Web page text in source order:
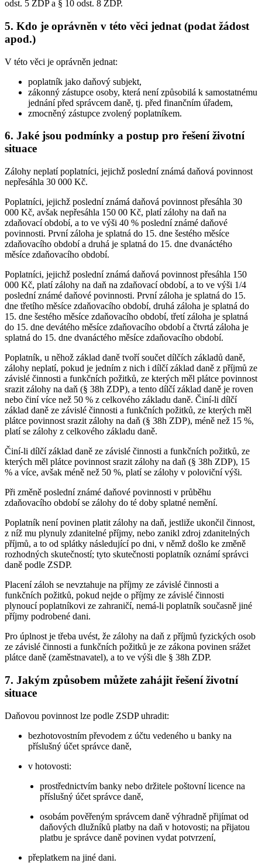
odst. 5 ZDP a § 10 odst. 8 ZDP.
5. Kdo je oprávněn v této věci jednat (podat žádost
apod.)
V této věci je oprávněn jednat:
poplatník jako daňový subjekt,
zákonný zástupce osoby, která není způsobilá k samostatnému
jednání před správcem daně, tj. před finančním úřadem,
zmocněný zástupce zvolený poplatníkem.
6. Jaké jsou podmínky a postup pro řešení životní
situace
Zálohy neplatí poplatníci, jejichž poslední známá daňová povinnost
nepřesáhla 30 000 Kč.
Poplatníci, jejichž poslední známá daňová povinnost přesáhla 30
000 Kč, avšak nepřesáhla 150 00 Kč, platí zálohy na daň na
zdaňovací období, a to ve výši 40 % poslední známé daňové
povinnosti. První záloha je splatná do 15. dne šestého měsíce
zdaňovacího období a druhá je splatná do 15. dne dvanáctého
měsíce zdaňovacího období.
Poplatníci, jejichž poslední známá daňová povinnost přesáhla 150
000 Kč, platí zálohy na daň na zdaňovací období, a to ve výši 1/4
poslední známé daňové povinnosti. První záloha je splatná do 15.
dne třetího měsíce zdaňovacího období, druhá záloha je splatná do
15. dne šestého měsíce zdaňovacího období, třetí záloha je splatná
do 15. dne devátého měsíce zdaňovacího období a čtvrtá záloha je
splatná do 15. dne dvanáctého měsíce zdaňovacího období.
Poplatník, u něhož základ daně tvoří součet dílčích základů daně,
zálohy neplatí, pokud je jedním z nich i dílčí základ daně z příjmů ze
závislé činnosti a funkčních požitků, ze kterých měl plátce povinnost
srazit zálohy na daň (§ 38h ZDP), a tento dílčí základ daně je roven
nebo činí více než 50 % z celkového základu daně. Činí-li dílčí
základ daně ze závislé činnosti a funkčních požitků, ze kterých měl
plátce povinnost srazit zálohy na daň (§ 38h ZDP), méně než 15 %,
platí se zálohy z celkového základu daně.
Činí-li dílčí základ daně ze závislé činnosti a funkčních požitků, ze
kterých měl plátce povinnost srazit zálohy na daň (§ 38h ZDP), 15
% a více, avšak méně než 50 %, platí se zálohy v poloviční výši.
Při změně poslední známé daňové povinnosti v průběhu
zdaňovacího období se zálohy do té doby splatné nemění.
Poplatník není povinen platit zálohy na daň, jestliže ukončil činnost,
z níž mu plynuly zdanitelné příjmy, nebo zanikl zdroj zdanitelných
příjmů, a to od splátky následující po dni, v němž došlo ke změně
rozhodných skutečností; tyto skutečnosti poplatník oznámí správci
daně podle ZSDP.
Placení záloh se nevztahuje na příjmy ze závislé činnosti a
funkčních požitků, pokud nejde o příjmy ze závislé činnosti
plynoucí poplatníkovi ze zahraničí, nemá-li poplatník současně jiné
příjmy podrobené dani.
Pro úplnost je třeba uvést, že zálohy na daň z příjmů fyzických osob
ze závislé činnosti a funkčních požitků je ze zákona povinen srážet
plátce daně (zaměstnavatel), a to ve výši dle § 38h ZDP.
7. Jakým způsobem můžete zahájit řešení životní
situace
Daňovou povinnost lze podle ZSDP uhradit:
bezhotovostním převodem z účtu vedeného u banky na
příslušný účet správce daně,
v hotovosti:
prostřednictvím banky nebo držitele poštovní licence na
příslušný účet správce daně,
osobám pověřeným správcem daně výhradně přijímat od
daňových dlužníků platby na daň v hotovosti; na přijatou
platbu je správce daně povinen vydat potvrzení,
přeplatkem na jiné dani.